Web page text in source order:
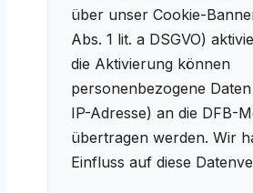
über unser Cookie-
Abs. 1 lit. a DSGVO)
die Aktivierung können
personenbezogene
IP-Adresse) an die DFB-
übertragen werden. Wir
Einfluss auf diese